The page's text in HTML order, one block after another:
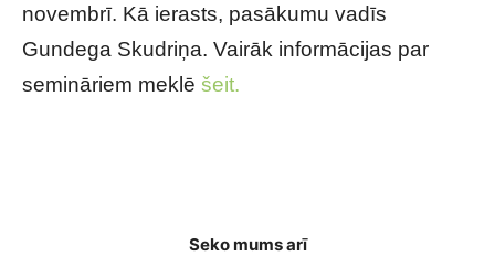
novembrī. Kā ierasts, pasākumu vadīs
Gundega Skudriņa. Vairāk informācijas par
semināriem meklē šeit.
Seko mums arī